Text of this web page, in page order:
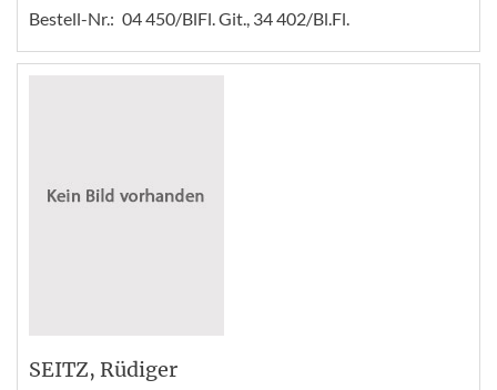
Bestell-Nr.: 04 450/BlFl. Git., 34 402/Bl.Fl.
SEITZ, Rüdiger